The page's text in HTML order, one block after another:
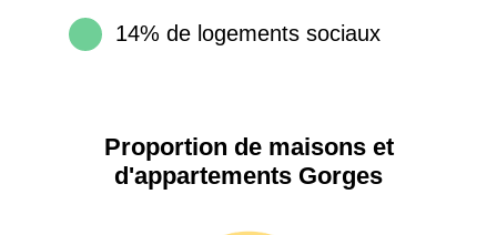
14% de logements sociaux
Proportion de maisons et
d'appartements Gorges